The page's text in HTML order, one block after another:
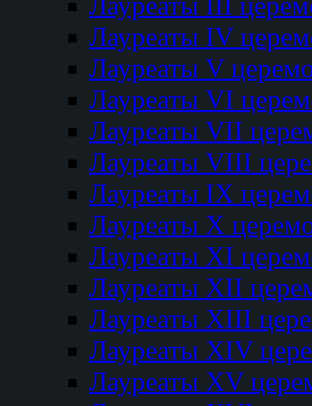
Лауреаты IV
Лауреаты V
Лауреаты VI
Лауреаты VII
Лауреаты VIII
Лауреаты IX
Лауреаты Х
Лауреаты XI
Лауреаты XII
Лауреаты XIII
Лауреаты XIV
Лауреаты XV